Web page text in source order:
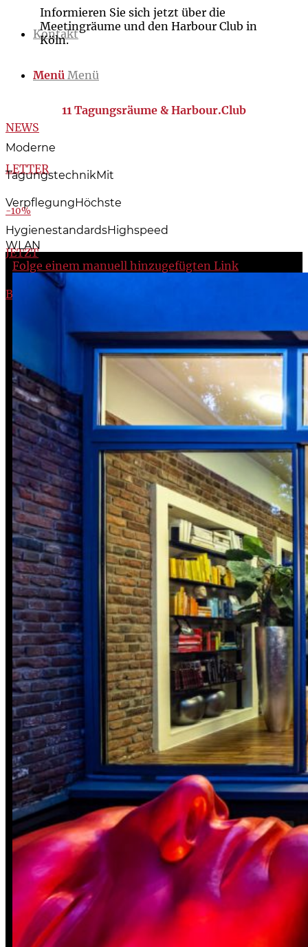
Kontakt
Menü Menü
NEWS
LETTER
-10%
JETZT
BUCHEN
Informieren Sie sich jetzt über die
Meetingräume und den Harbour Club in
Köln.
11 Tagungsräume & Harbour.Club
Moderne
Tagungs­technikMit
Verpfle­gungHöchste
Hygiene­­standardsHigh­speed
WLAN
Folge einem manuell hinzugefügten Link